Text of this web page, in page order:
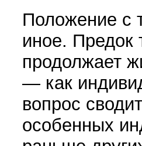
Положение с
иное. Предок
продолжает
— как
вопрос
особенных